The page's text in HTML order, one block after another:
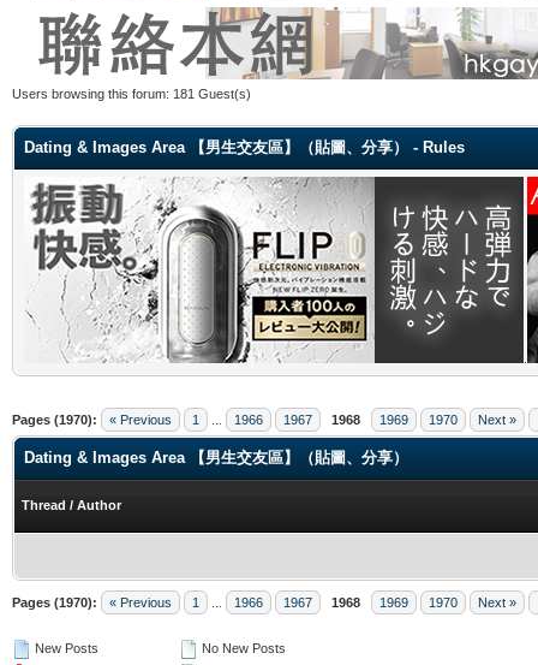
Users browsing this forum: 181 Guest(s)
Dating & Images Area 【男生交友區】（貼圖、分享） - Rules
Pages (1970): « Previous 1 1966 1967 1968 1969 1970 Next »
Dating & Images Area 【男生交友區】（貼圖、分享）
Thread / Author
Pages (1970): « Previous 1 1966 1967 1968 1969 1970 Next »
New Posts
No New Posts